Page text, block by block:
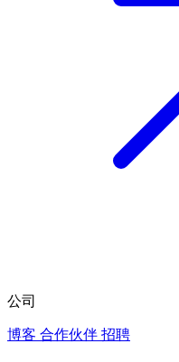
公司
博客 合作伙伴 招聘